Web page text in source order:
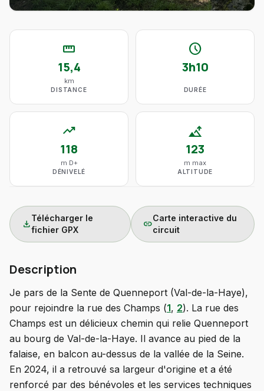
straighten
15,4
km
DISTANCE
schedule
3h10
DURÉE
trending_up
118
m D+
DÉNIVELÉ
altitude
123
m max
ALTITUDE
download
Télécharger le
fichier GPX
link
Carte interactive du
circuit
Description
Je pars de la Sente de Quenneport (Val-de-la-Haye),
pour rejoindre la rue des Champs (1, 2). La rue des
Champs est un délicieux chemin qui relie Quenneport
au bourg de Val-de-la-Haye. Il avance au pied de la
falaise, en balcon au-dessus de la vallée de la Seine.
En 2024, il a retrouvé sa largeur d'origine et a été
renforcé par des bénévoles et les services techniques